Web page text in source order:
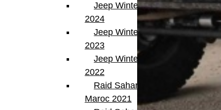
Jeep Winter Tour
2024
Jeep Winter Tour
2023
Jeep Winter Tour
2022
Raid Sahara Tour
Maroc 2021